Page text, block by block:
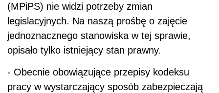
(MPiPS) nie widzi potrzeby zmian
legislacyjnych. Na naszą prośbę o zajęcie
jednoznacznego stanowiska w tej sprawie,
opisało tylko istniejący stan prawny.
- Obecnie obowiązujące przepisy kodeksu
pracy w wystarczający sposób zabezpieczają